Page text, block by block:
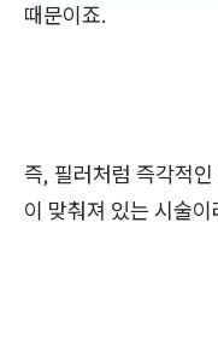
때문이죠.
즉, 필러처럼 즉각적
이 맞춰져 있는 시술